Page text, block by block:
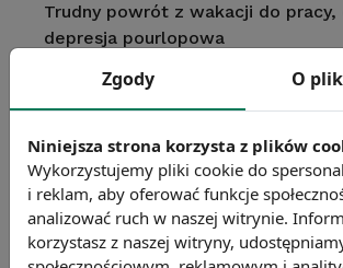
Trudny powrót z wakacji do pracy,
depresja pourlopowa
Święta, święta i po pracy
Polak wypoczywa krótko
Zgody O
Niniejsza strona korzysta z plików
Wykorzystujemy pliki cookie do
i reklam, aby oferować funkcje
analizować ruch w naszej witrynie.
korzystasz z naszej witryny,